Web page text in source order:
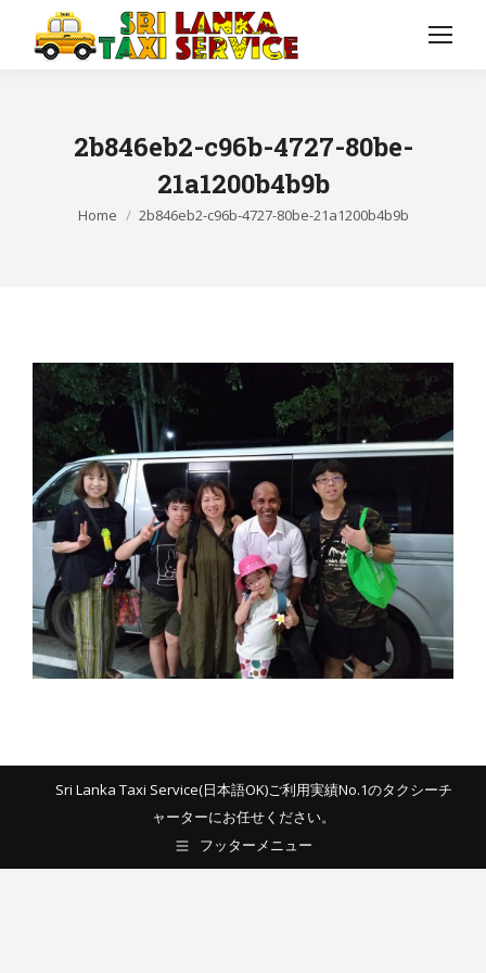
2b846eb2-c96b-4727-80be-
21a1200b4b9b
You are here:
Home 2b846eb2-c96b-4727-80be-21a1200b4b9b
Sri Lanka Taxi Service(日本語OK)ご利用実績No.1のタクシーチ
ャーターにお任せください。
フッターメニュー